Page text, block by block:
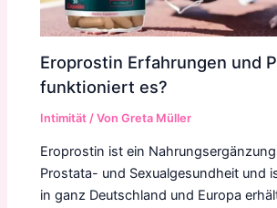
Eroprostin Erfahrungen und
funktioniert es?
Intimität / VonGreta Müller
Eroprostin ist ein
Prostata- und Sexualgesundheit und
in ganz Deutschland und Europa